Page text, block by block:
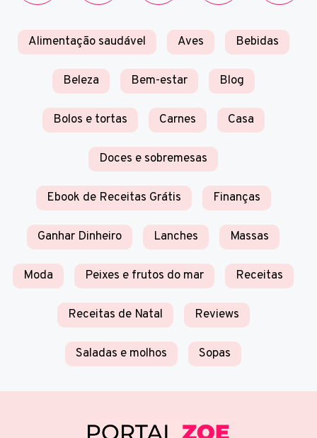
Alimentação saudável Aves Bebidas
Beleza Bem-estar Blog
Bolos e tortas Carnes Casa
Doces e sobremesas
Ebook de Receitas Grátis Finanças
Ganhar Dinheiro Lanches Massas
Moda Peixes e frutos do mar Receitas
Receitas de Natal Reviews
Saladas e molhos Sopas